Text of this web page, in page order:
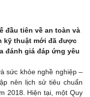
đầu tiên về an toàn và
kỹ thuật mới đã được
đánh giá đáp ứng yêu
sức khỏe nghề nghiệp –
nên lịch sử tiêu chuẩn
2018. Hiện tại, một Quy